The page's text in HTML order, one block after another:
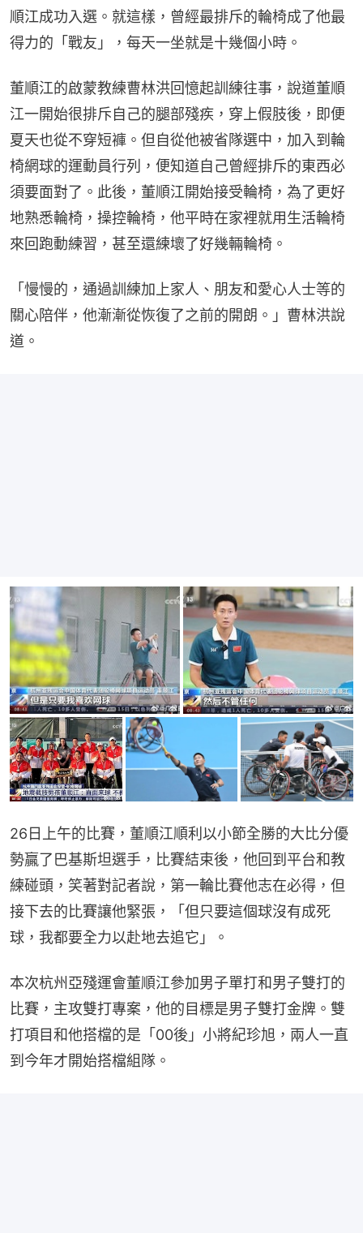
順江成功入選。就這樣，曾經最排斥的輪椅成了他最
得力的「戰友」，每天一坐就是十幾個小時。
董順江的啟蒙教練曹林洪回憶起訓練往事，說道董順
江一開始很排斥自己的腿部殘疾，穿上假肢後，即便
夏天也從不穿短褲。但自從他被省隊選中，加入到輪
椅網球的運動員行列，便知道自己曾經排斥的東西必
須要面對了。此後，董順江開始接受輪椅，為了更好
地熟悉輪椅，操控輪椅，他平時在家裡就用生活輪椅
來回跑動練習，甚至還練壞了好幾輛輪椅。
「慢慢的，通過訓練加上家人、朋友和愛心人士等的
關心陪伴，他漸漸從恢復了之前的開朗。」曹林洪說
道。
26日上午的比賽，董順江順利以小節全勝的大比分優
勢贏了巴基斯坦選手，比賽結束後，他回到平台和教
練碰頭，笑著對記者說，第一輪比賽他志在必得，但
接下去的比賽讓他緊張，「但只要這個球沒有成死
球，我都要全力以赴地去追它」。
本次杭州亞殘運會董順江參加男子單打和男子雙打的
比賽，主攻雙打專案，他的目標是男子雙打金牌。雙
打項目和他搭檔的是「00後」小將紀珍旭，兩人一直
到今年才開始搭檔組隊。